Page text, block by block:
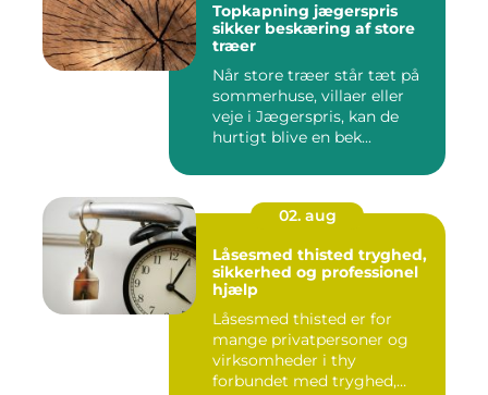
Topkapning jægerspris
sikker beskæring af store
træer
Når store træer står tæt på
sommerhuse, villaer eller
veje i Jægerspris, kan de
hurtigt blive en bek...
02. aug
Låsesmed thisted tryghed,
sikkerhed og professionel
hjælp
Låsesmed thisted er for
mange privatpersoner og
virksomheder i thy
forbundet med tryghed,